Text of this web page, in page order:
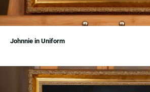
Johnnie in Uniform